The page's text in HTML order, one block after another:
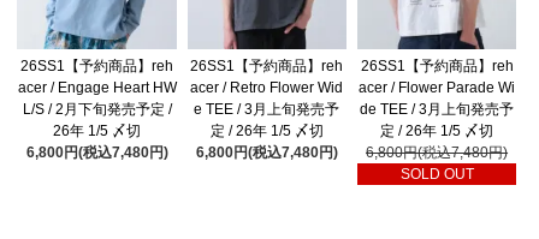
26SS1【予約商品】reh
acer / Engage Heart HW
L/S / 2月下旬発売予定 /
26年 1/5 〆切
6,800円(税込7,480円)
26SS1【予約商品】reh
acer / Retro Flower Wid
e TEE / 3月上旬発売予
定 / 26年 1/5 〆切
6,800円(税込7,480円)
26SS1【予約商品】reh
acer / Flower Parade Wi
de TEE / 3月上旬発売予
定 / 26年 1/5 〆切
6,800円(税込7,480円)
SOLD OUT